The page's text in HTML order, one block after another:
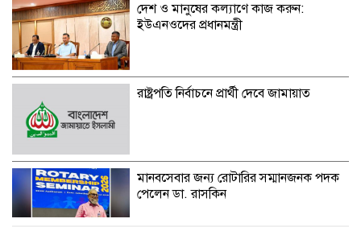
দেশ ও মানুষের কল্যাণে কাজ করুন:
ইউএনওদের প্রধানমন্ত্রী
রাষ্ট্রপতি নির্বাচনে প্রার্থী দেবে জামায়াত
মানবসেবার জন্য রোটারির সম্মানজনক পদক
পেলেন ডা. রাসকিন